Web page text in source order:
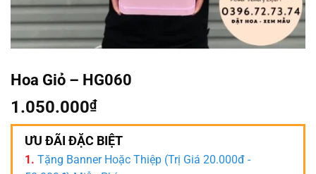
Hoa Giỏ – HG060
1.050.000₫
ƯU ĐÃI ĐẶC BIỆT
1. Tặng Banner Hoặc Thiệp (Trị Giá 20.000đ -